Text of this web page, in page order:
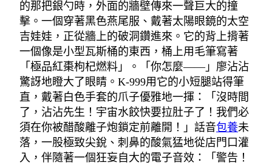
的那把銀勺時，外面的牆壁傳來一聲巨大的撞
擊。一個穿著黑色燕尾服、戴著太陽眼鏡的太空
吉娃娃，正從牆上的破洞鑽進來。它的背上揹著
一個像是小型瓦斯桶的東西，桶上用毛筆寫著
「極品紅棗枸杞燃料」。「你怎麼——」廖沾沾
驚訝地瞪大了眼睛。K-999用它的小短腿站得筆
直，戴著白色手套的爪子優雅地一揮：「沒時間
了，沾沾先生！宇宙水餃快要拉肚子了！我們必
須在你被醋酸離子炮鎖定前離開！」話音包養未
落，一股極致尖銳、刺鼻的酸氣猛地從店門口灌
入，伴隨著一個狂妄自大的電子音效：「警告！